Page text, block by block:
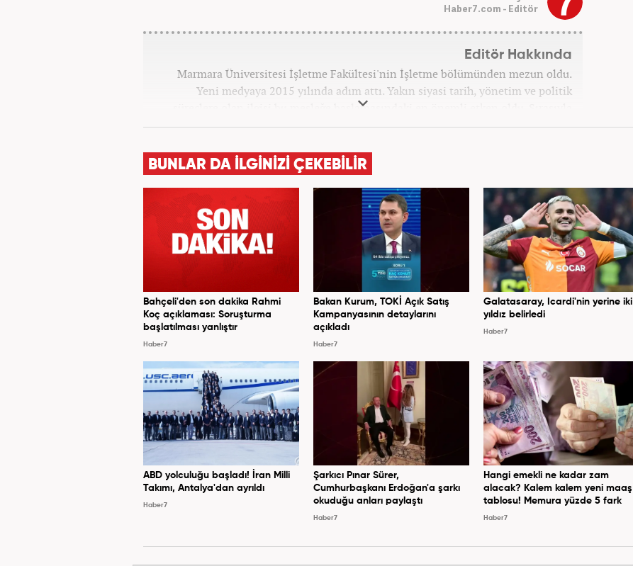
Haber7.com - Editör
Editör Hakkında
Marmara Üniversitesi İşletme Fakültesi'nin İşletme bölümünden mezun oldu.
Yeni medyaya 2015 yılında adım attı. Yakın siyasi tarih, yönetim ve politik
süreçlere olan ilgisi bu mesleğe başlamasındaki en önemli etken oldu. Sırasıyla
Star, Güneş, Akşam ve A Haber'de gündem ve politika editörlüğü görevinde
politics) yaşandığı günümüz dünyasında, tahrif edilen olguları savunmak, temiz
bilgi aktarımına yardımcı olmak ve kamuoyunun dijital-medya okuryazarlığını
geliştirmek üzere çaba gösteriyor. Dijital medya kariyeri Haber 7'de devam
etmektedir.
BUNLAR DA İLGİNİZİ ÇEKEBİLİR
Bahçeli'den son dakika Rahmi
Koç açıklaması: Soruşturma
başlatılması yanlıştır
Haber7
Bakan Kurum, TOKİ Açık Satış
Kampanyasının detaylarını
açıkladı
Haber7
Galatasaray, Icardi'nin yerine iki
yıldız belirledi
Haber7
ABD yolculuğu başladı! İran Milli
Takımı, Antalya'dan ayrıldı
Haber7
Şarkıcı Pınar Sürer,
Cumhurbaşkanı Erdoğan'a şarkı
okuduğu anları paylaştı
Haber7
Hangi emekli ne kadar zam
alacak? Kalem kalem yeni maaş
tablosu! Memura yüzde 5 fark
Haber7